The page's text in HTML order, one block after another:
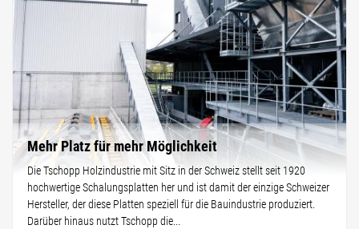
Mehr Platz für mehr Möglichkeit
Die Tschopp Holzindustrie mit Sitz in der Schweiz stellt seit 1920
hochwertige Schalungsplatten her und ist damit der einzige Schweizer
Hersteller, der diese Platten speziell für die Bauindustrie produziert.
Darüber hinaus nutzt Tschopp die...